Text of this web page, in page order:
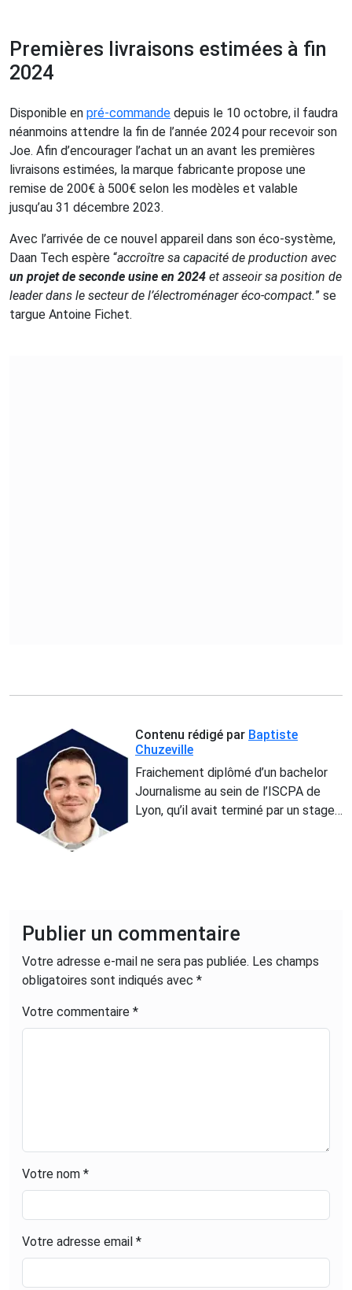
Premières livraisons estimées à fin
2024
Disponible en pré-commande depuis le 10 octobre, il faudra
néanmoins attendre la fin de l’année 2024 pour recevoir son
Joe. Afin d’encourager l’achat un an avant les premières
livraisons estimées, la marque fabricante propose une
remise de 200€ à 500€ selon les modèles et valable
jusqu’au 31 décembre 2023.
Avec l’arrivée de ce nouvel appareil dans son éco-système,
Daan Tech espère “accroître sa capacité de production avec
un projet de seconde usine en 2024 et asseoir sa position de
leader dans le secteur de l’électroménager éco-compact.” se
targue Antoine Fichet.
Contenu rédigé par Baptiste
Chuzeville
Fraichement diplômé d’un bachelor
Journalisme au sein de l’ISCPA de
Lyon, qu’il avait terminé par un stage
Publier un commentaire
Votre adresse e-mail ne sera pas publiée. Les champs
obligatoires sont indiqués avec *
Votre commentaire *
Votre nom *
Votre adresse email *